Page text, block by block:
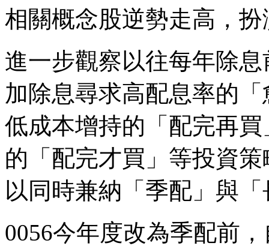
相關概念股逆勢走高，
進一步觀察以往每年除
加除息尋求高配息率的
低成本增持的「配完再
的「配完才買」等投資
以同時兼納「季配」與
0056今年度改為季配前